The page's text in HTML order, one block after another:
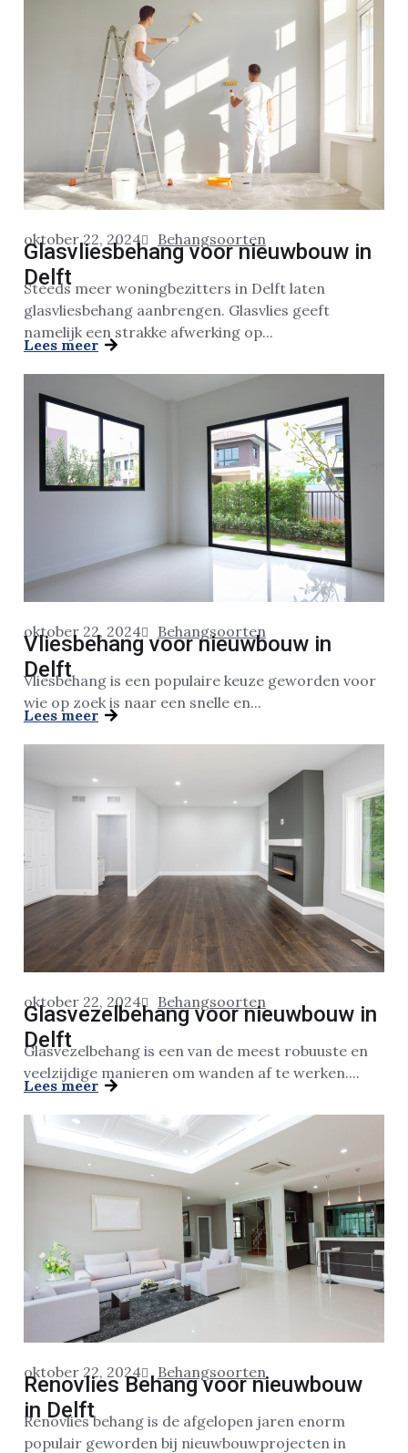
oktober 22, 2024 Behangsoorten
Glasvliesbehang voor nieuwbouw in
Delft
Steeds meer woningbezitters in Delft laten
glasvliesbehang aanbrengen. Glasvlies geeft
namelijk een strakke afwerking op...
Lees meer
oktober 22, 2024 Behangsoorten
Vliesbehang voor nieuwbouw in
Delft
Vliesbehang is een populaire keuze geworden voor
wie op zoek is naar een snelle en...
Lees meer
oktober 22, 2024 Behangsoorten
Glasvezelbehang voor nieuwbouw in
Delft
Glasvezelbehang is een van de meest robuuste en
veelzijdige manieren om wanden af te werken....
Lees meer
oktober 22, 2024 Behangsoorten
Renovlies Behang voor nieuwbouw
in Delft
Renovlies behang is de afgelopen jaren enorm
populair geworden bij nieuwbouwprojecten in